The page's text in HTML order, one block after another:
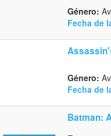
Género:
Fecha de
Género:
Fecha de
Batman: